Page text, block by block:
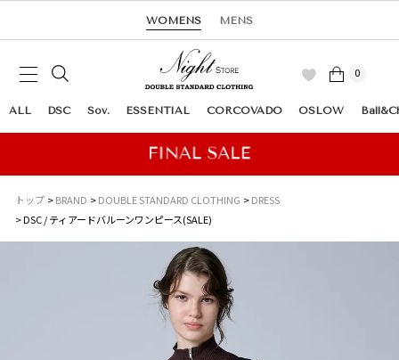
WOMENS MENS
0
ALL DSC Sov. ESSENTIAL CORCOVADO OSLOW
トップ BRAND DOUBLE STANDARD CLOTHING
DRESS
DSC / ティアードバルーンワンピース(SALE)